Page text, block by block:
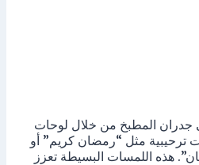
جدران المطبخ من خلال لوحات
ترحيبية مثل “رمضان كريم” أو
هذه اللمسات البسيطة تعزز